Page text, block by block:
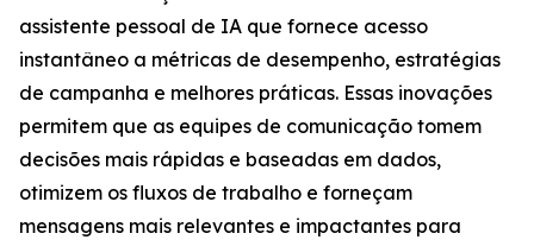
assistente pessoal de IA que fornece acesso
instantâneo a métricas de desempenho, estratégias
de campanha e melhores práticas. Essas inovações
permitem que as equipes de comunicação tomem
decisões mais rápidas e baseadas em dados,
otimizem os fluxos de trabalho e forneçam
mensagens mais relevantes e impactantes para